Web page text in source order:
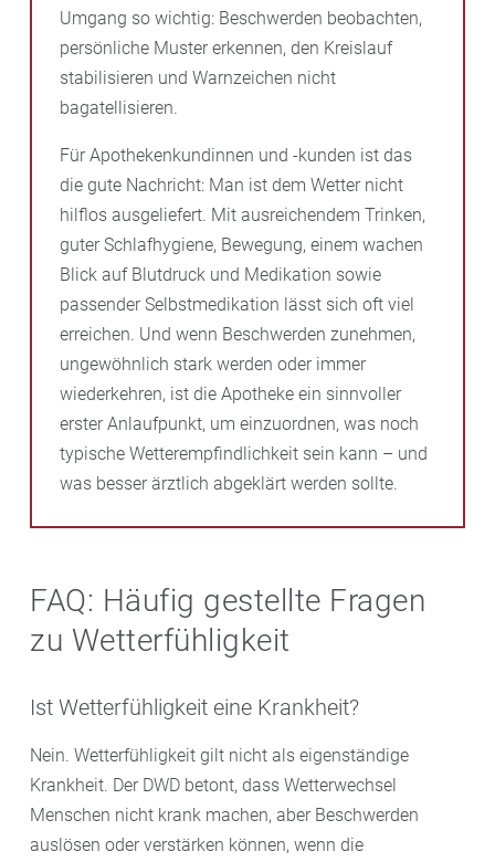
Umgang so wichtig: Beschwerden beobachten,
persönliche Muster erkennen, den Kreislauf
stabilisieren und Warnzeichen nicht
bagatellisieren.
Für Apothekenkundinnen und -kunden ist das
die gute Nachricht: Man ist dem Wetter nicht
hilflos ausgeliefert. Mit ausreichendem Trinken,
guter Schlafhygiene, Bewegung, einem wachen
Blick auf Blutdruck und Medikation sowie
passender Selbstmedikation lässt sich oft viel
erreichen. Und wenn Beschwerden zunehmen,
ungewöhnlich stark werden oder immer
wiederkehren, ist die Apotheke ein sinnvoller
erster Anlaufpunkt, um einzuordnen, was noch
typische Wetterempfindlichkeit sein kann – und
was besser ärztlich abgeklärt werden sollte.
FAQ: Häufig gestellte Fragen
zu Wetterfühligkeit
Ist Wetterfühligkeit eine Krankheit?
Nein. Wetterfühligkeit gilt nicht als eigenständige
Krankheit. Der DWD betont, dass Wetterwechsel
Menschen nicht krank machen, aber Beschwerden
auslösen oder verstärken können, wenn die